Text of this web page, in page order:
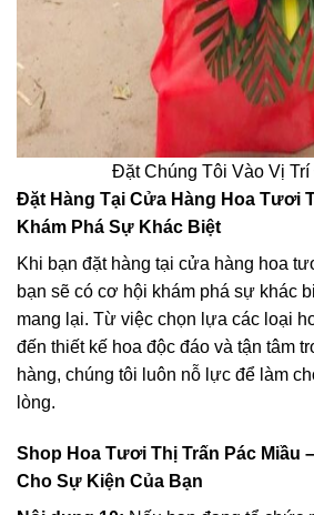
Đặt Chúng Tôi Vào Vị
Đặt Hàng Tại Cửa Hàng Hoa Tươi
Khám Phá Sự Khác Biệt
Khi bạn đặt hàng tại cửa hàng hoa
bạn sẽ có cơ hội khám phá sự khác
mang lại. Từ việc chọn lựa các loại
đến thiết kế hoa độc đáo và tận tâm
hàng, chúng tôi luôn nỗ lực để làm
lòng.
Shop Hoa Tươi Thị Trấn Pác Miầu
Cho Sự Kiện Của Bạn